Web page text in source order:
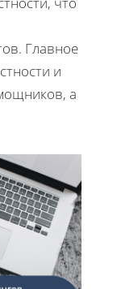
Главное
и
а